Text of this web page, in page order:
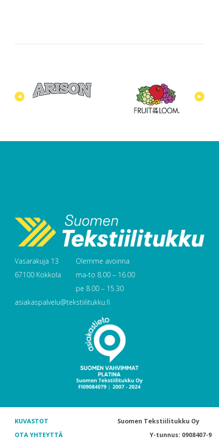
Vasarakuja 13
67100 Kokkola
Olemme avoinna
ma-to 8.00 – 16.00
pe 8.00 – 15.30
asiakaspalvelu@tekstiilitukku.fi
KUVASTOT
OTA YHTEYTTÄ
Suomen Tekstiilitukku Oy
Y-tunnus: 0908407-9